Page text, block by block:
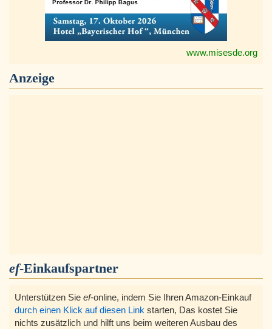
www.misesde.org
Anzeige
ef-Einkaufspartner
Unterstützen Sie ef-online, indem Sie Ihren Amazon-Einkauf
durch einen Klick auf diesen Link starten, Das kostet Sie
nichts zusätzlich und hilft uns beim weiteren Ausbau des